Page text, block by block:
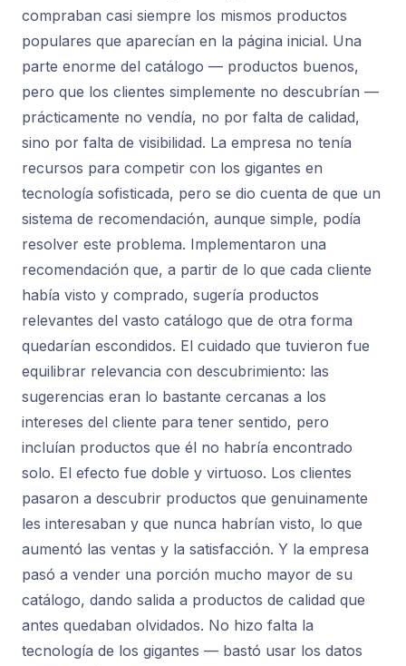
compraban casi siempre los mismos productos
populares que aparecían en la página inicial. Una
parte enorme del catálogo — productos buenos,
pero que los clientes simplemente no descubrían —
prácticamente no vendía, no por falta de calidad,
sino por falta de visibilidad. La empresa no tenía
recursos para competir con los gigantes en
tecnología sofisticada, pero se dio cuenta de que un
sistema de recomendación, aunque simple, podía
resolver este problema. Implementaron una
recomendación que, a partir de lo que cada cliente
había visto y comprado, sugería productos
relevantes del vasto catálogo que de otra forma
quedarían escondidos. El cuidado que tuvieron fue
equilibrar relevancia con descubrimiento: las
sugerencias eran lo bastante cercanas a los
intereses del cliente para tener sentido, pero
incluían productos que él no habría encontrado
solo. El efecto fue doble y virtuoso. Los clientes
pasaron a descubrir productos que genuinamente
les interesaban y que nunca habrían visto, lo que
aumentó las ventas y la satisfacción. Y la empresa
pasó a vender una porción mucho mayor de su
catálogo, dando salida a productos de calidad que
antes quedaban olvidados. No hizo falta la
tecnología de los gigantes — bastó usar los datos